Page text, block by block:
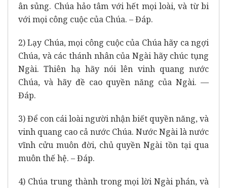
ân sủng. Chúa hảo tâm với hết mọi loài, và từ bi
với mọi công cuộc của Chúa. – Đáp.
2) Lạy Chúa, mọi công cuộc của Chúa hãy ca ngợi
Chúa, và các thánh nhân của Ngài hãy chúc tụng
Ngài. Thiên hạ hãy nói lên vinh quang nước
Chúa, và hãy đề cao quyền năng của Ngài. —
Đáp.
3) Để con cái loài người nhận biết quyền năng, và
vinh quang cao cả nước Chúa. Nước Ngài là nước
vĩnh cửu muôn đời, chủ quyền Ngài tồn tại qua
muôn thế hệ. – Đáp.
4) Chúa trung thành trong mọi lời Ngài phán, và